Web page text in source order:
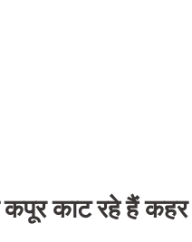
कपूर काट रहे हैं कहर